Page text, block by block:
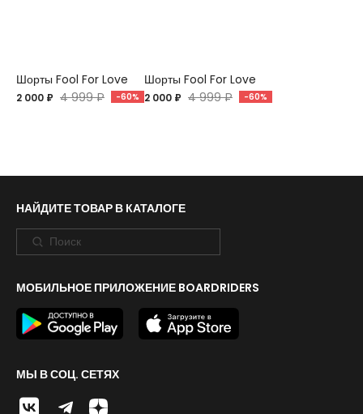
Шорты Fool For Love
2 000 ₽ 4 999 ₽ -60%
Шорты Fool For Love
2 000 ₽ 4 999 ₽ -60%
НАЙДИТЕ ТОВАР В КАТАЛОГЕ
МОБИЛЬНОЕ ПРИЛОЖЕНИЕ BOARDRIDERS
МЫ В СОЦ. СЕТЯХ